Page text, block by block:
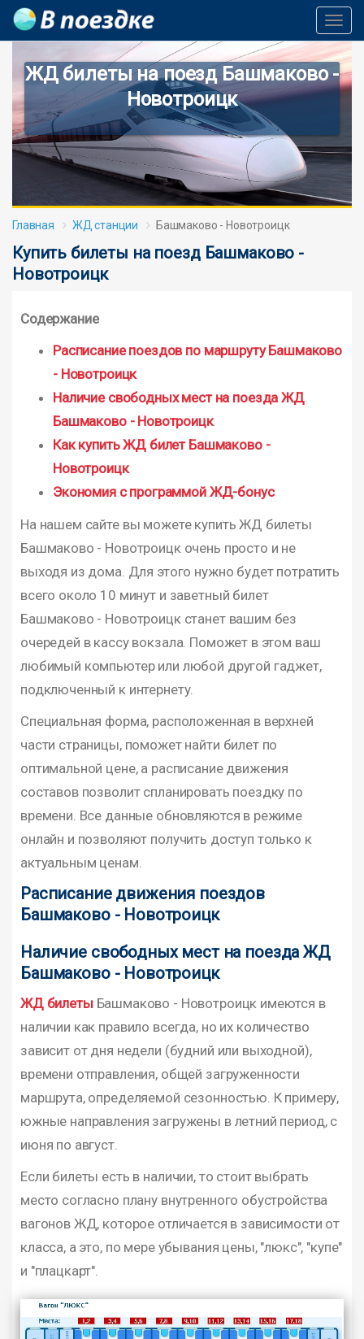
ЖД билеты на поезд Башмаково -
Новотроицк
Главная ЖД станции Башмаково - Новотроицк
Купить билеты на поезд Башмаково -
Новотроицк
Содержание
Расписание поездов по маршруту Башмаково
- Новотроицк
Наличие свободных мест на поезда ЖД
Башмаково - Новотроицк
Как купить ЖД билет Башмаково -
Новотроицк
Экономия с программой ЖД-бонус
На нашем сайте вы можете купить ЖД билеты
Башмаково - Новотроицк очень просто и не
выходя из дома. Для этого нужно будет потратить
всего около 10 минут и заветный билет
Башмаково - Новотроицк станет вашим без
очередей в кассу вокзала. Поможет в этом ваш
любимый компьютер или любой другой гаджет,
подключенный к интернету.
Специальная форма, расположенная в верхней
части страницы, поможет найти билет по
оптимальной цене, а расписание движения
составов позволит спланировать поездку по
времени. Все данные обновляются в режиме
онлайн и позволяют получить доступ только к
актуальным ценам.
Расписание движения поездов
Башмаково - Новотроицк
Наличие свободных мест на поезда ЖД
Башмаково - Новотроицк
ЖД билетыБашмаково - Новотроицк имеются в
наличии как правило всегда, но их количество
зависит от дня недели (будний или выходной),
времени отправления, общей загруженности
маршрута, определяемой сезонностью. К примеру,
южные направления загружены в летний период, с
июня по август.
Если билеты есть в наличии, то стоит выбрать
место согласно плану внутренного обустройства
вагонов ЖД, которое отличается в зависимости от
класса, а это, по мере убывания цены, "люкс", "купе"
и "плацкарт".